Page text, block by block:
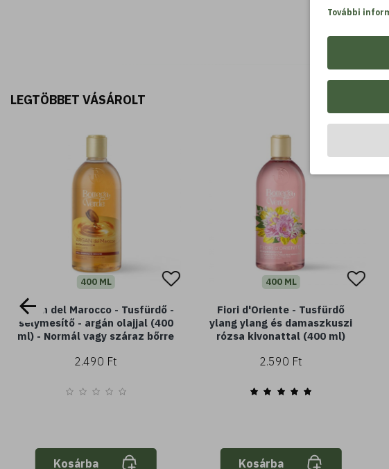
LEGTÖBBET VÁSÁROLT
400 ML
Argan del Marocco - Tusfürdő -
selymesítő - argán olajjal (400
ml) - Normál vagy száraz bőrre
2.490 Ft
Kosárba
400 ML
Fiori d'Oriente - Tusfürdő
ylang ylang és damaszkuszi
rózsa kivonattal (400 ml)
2.590 Ft
Kosárba
További